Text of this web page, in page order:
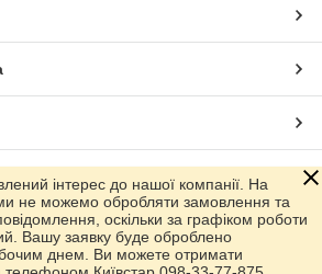
Prom.ua
інтерес до нашої компанії. На
не можемо обробляти замовлення та
оскільки за графіком роботи
Вашу заявку буде оброблено
днем. Ви можете отримати